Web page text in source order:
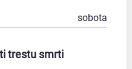
sobota
trestu smrti